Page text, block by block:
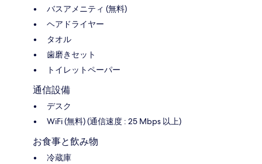
バスアメニティ (無料)
ヘアドライヤー
タオル
歯磨きセット
トイレットペーパー
通信設備
デスク
WiFi (無料) (通信速度 : 25 Mbps 以上)
お食事と飲み物
冷蔵庫